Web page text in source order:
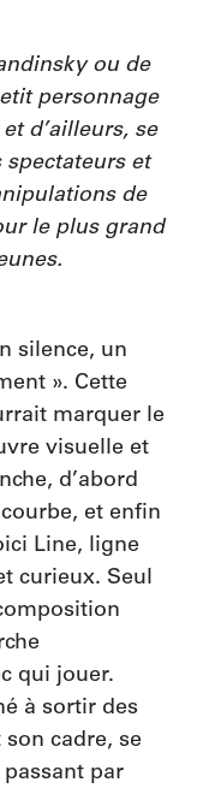
ou de
personnage
d’ailleurs, se
spectateurs et
de
le plus grand
silence, un
». Cette
marquer le
visuelle et
d’abord
et enfin
Line, ligne
curieux. Seul
qui jouer.
à sortir des
cadre, se
par